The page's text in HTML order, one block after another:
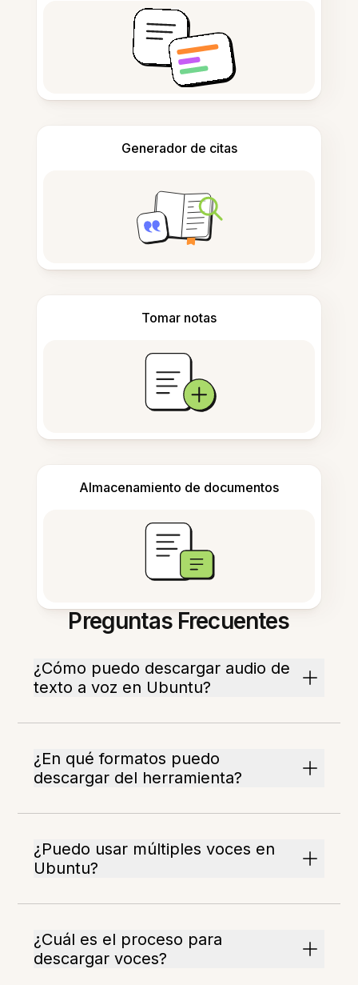
Generador de citas
Tomar notas
Almacenamiento de documentos
Preguntas Frecuentes
¿Cómo puedo descargar audio de
texto a voz en Ubuntu?
¿En qué formatos puedo
descargar del herramienta?
¿Puedo usar múltiples voces en
Ubuntu?
¿Cuál es el proceso para
descargar voces?